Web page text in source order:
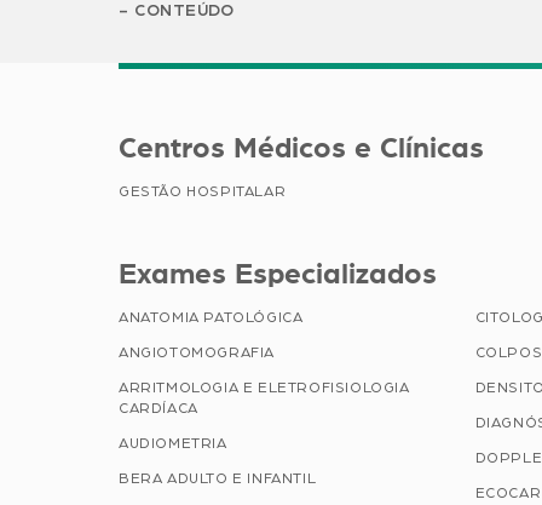
CONTEÚDO
Centros Médicos e Clínicas
GESTÃO HOSPITALAR
Exames Especializados
ANATOMIA PATOLÓGICA
ANGIOTOMOGRAFIA
ARRITMOLOGIA E ELETROFISIOLOGIA
CARDÍACA
AUDIOMETRIA
BERA ADULTO E INFANTIL